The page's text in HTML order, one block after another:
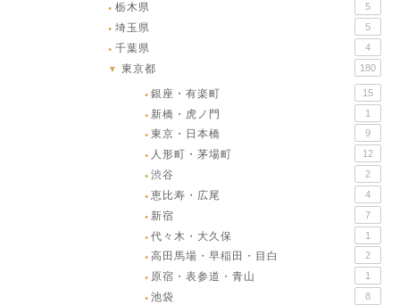
● 栃木県 5
● 埼玉県 5
● 千葉県 4
▼ 東京都 180
● 銀座・有楽町 15
● 新橋・虎ノ門 1
● 東京・日本橋 9
● 人形町・茅場町 12
● 渋谷 2
● 恵比寿・広尾 4
● 新宿 7
● 代々木・大久保 1
● 高田馬場・早稲田・目白 2
● 原宿・表参道・青山 1
● 池袋 8